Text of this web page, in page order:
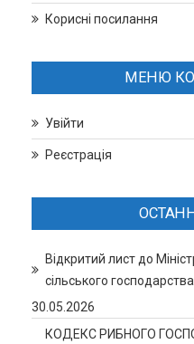
Корисні посилання
МЕНЮ
Увійти
Реєстрація
Відкритий лист до
сільського
30.05.2026
КОДЕКС РИБНОГО